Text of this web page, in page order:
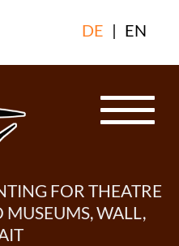
DE | EN
FOR THEATRE
WALL,